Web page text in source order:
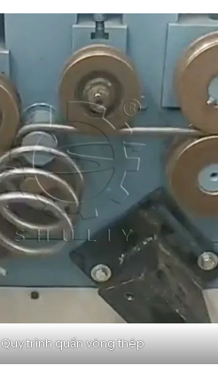
Quy trình quấn vòng thép